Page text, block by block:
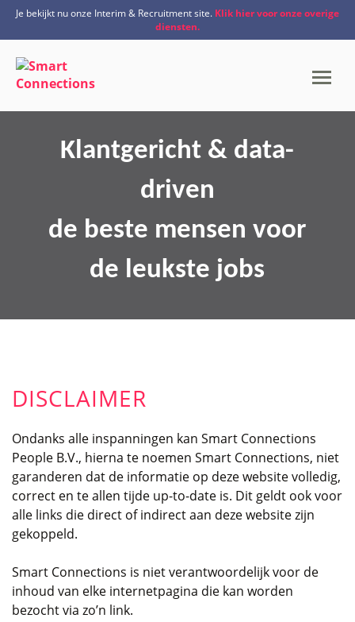
">
Klantgericht & data-
driven
de beste mensen voor
de leukste jobs
Je bekijkt nu onze Interim & Recruitment site. Klik hier voor onze overige
diensten.
DISCLAIMER
Ondanks alle inspanningen kan Smart Connections
People B.V., hierna te noemen Smart Connections, niet
garanderen dat de informatie op deze website volledig,
correct en te allen tijde up-to-date is. Dit geldt ook voor
alle links die direct of indirect aan deze website zijn
gekoppeld.
Smart Connections is niet verantwoordelijk voor de
inhoud van elke internetpagina die kan worden
bezocht via zo’n link.